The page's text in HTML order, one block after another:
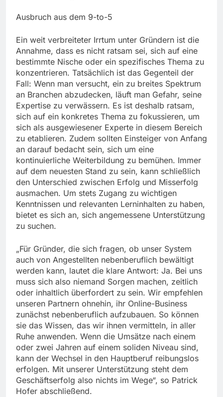
Ausbruch aus dem 9-to-5
Ein weit verbreiteter Irrtum unter Gründern ist die
Annahme, dass es nicht ratsam sei, sich auf eine
bestimmte Nische oder ein spezifisches Thema zu
konzentrieren. Tatsächlich ist das Gegenteil der
Fall: Wenn man versucht, ein zu breites Spektrum
an Branchen abzudecken, läuft man Gefahr, seine
Expertise zu verwässern. Es ist deshalb ratsam,
sich auf ein konkretes Thema zu fokussieren, um
sich als ausgewiesener Experte in diesem Bereich
zu etablieren. Zudem sollten Einsteiger von Anfang
an darauf bedacht sein, sich um eine
kontinuierliche Weiterbildung zu bemühen. Immer
auf dem neuesten Stand zu sein, kann schließlich
den Unterschied zwischen Erfolg und Misserfolg
ausmachen. Um stets Zugang zu wichtigen
Kenntnissen und relevanten Lerninhalten zu haben,
bietet es sich an, sich angemessene Unterstützung
zu suchen.
„Für Gründer, die sich fragen, ob unser System
auch von Angestellten nebenberuflich bewältigt
werden kann, lautet die klare Antwort: Ja. Bei uns
muss sich also niemand Sorgen machen, zeitlich
oder inhaltlich überfordert zu sein. Wir empfehlen
unseren Partnern ohnehin, ihr Online-Business
zunächst nebenberuflich aufzubauen. So können
sie das Wissen, das wir ihnen vermitteln, in aller
Ruhe anwenden. Wenn die Umsätze nach einem
oder zwei Jahren auf einem soliden Niveau sind,
kann der Wechsel in den Hauptberuf reibungslos
erfolgen. Mit unserer Unterstützung steht dem
Geschäftserfolg also nichts im Wege“, so Patrick
Hofer abschließend.